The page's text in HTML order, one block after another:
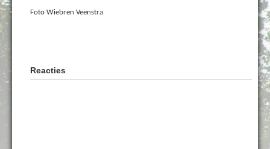
Foto Wiebren Veenstra
Reacties